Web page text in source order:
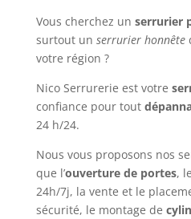
Vous cherchez un serrurier
surtout un serrurier honnête
votre région ?
Nico Serrurerie est votre
confiance pour tout
24 h/24.
Nous vous proposons nos
que l’ouverture de portes, le
24h/7j, la vente et le
sécurité, le montage de